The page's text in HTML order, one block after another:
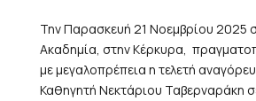
Την Παρασκευή 21 Νοεμβρίου 2025
Ακαδημία, στην Κέρκυρα,
με μεγαλοπρέπεια η τελετή
Καθηγητή Νεκτάριου Ταβερναράκη